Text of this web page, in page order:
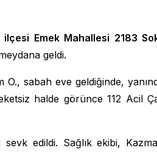
ilçesi Emek Mahallesi 2183
geldi.
sabah eve geldiğinde,
halde görünce 112 Acil
edildi. Sağlık ekibi,